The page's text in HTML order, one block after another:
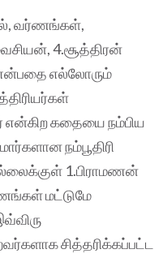
வர்ணங்கள்,
4.சூத்திரன்
என்பதை எல்லோரும்
கதையை நம்பிய
நம்பூதிரி
1.பிராமணன்
மட்டுமே
சித்தரிக்கப்பட்ட